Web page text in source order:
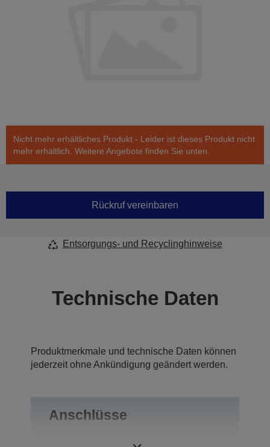
Nicht mehr erhältliches Produkt - Leider ist dieses Produkt nicht
mehr erhältlich. Weitere Angebote finden Sie unten.
Rückruf vereinbaren
Entsorgungs- und Recyclinghinweise
Technische Daten
Produktmerkmale und technische Daten können
jederzeit ohne Ankündigung geändert werden.
Anschlüsse